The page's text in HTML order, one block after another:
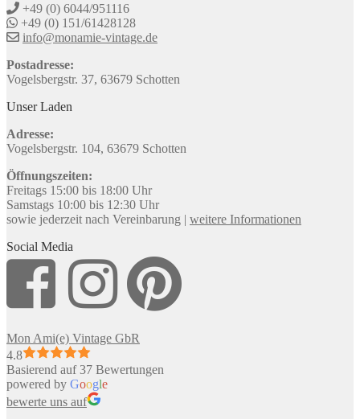
+49 (0) 6044/951116
+49 (0) 151/61428128
info@monamie-vintage.de
Postadresse:
Vogelsbergstr. 37, 63679 Schotten
Unser Laden
Adresse:
Vogelsbergstr. 104, 63679 Schotten
Öffnungszeiten:
Freitags 15:00 bis 18:00 Uhr
Samstags 10:00 bis 12:30 Uhr
sowie jederzeit nach Vereinbarung | weitere Informationen
Social Media
Mon Ami(e) Vintage GbR
4.8
Basierend auf 37 Bewertungen
powered by Google
bewerte uns auf